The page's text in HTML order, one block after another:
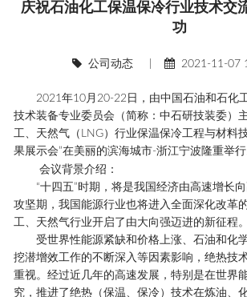
庆祝石油化工保温保冷行业技术交
功
公司动态 2021-11-07
2021年10月20-22日，由中国石油和石化
技术装备专业委员会（简称：中石研技装委）
工、天然气（LNG）行业保温保冷工程与材料
果展示会”在美丽的滨海城市-浙江宁波隆重举行
会议背景介绍：
“十四五”时期，将是我国经济由高速增长向
攻坚期，我国能源行业也将进入全面深化改革
工、天然气行业开启了由大向强迈进的新征程。
受世界性能源紧缺和价格上涨、石油和化
挖潜增效工作的不断深入等因素影响，绝热技
重视。经过近几年的高速发展，特别是在世界
究，推进了绝热（保温、保冷）技术在炼油、